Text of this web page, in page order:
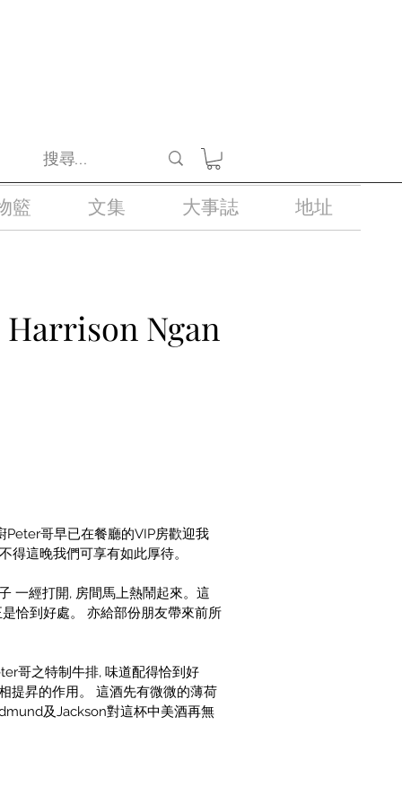
籃 文集 大事誌 地址
Ngan
Peter哥早已在餐廳的VIP房歡迎我
得這晚我們可享有如此厚待。
一經打開, 房間馬上熱鬧起來。這
恰到好處。 亦給部份朋友帶來前所
哥之特制牛排, 味道配得恰到好
提昇的作用。 這酒先有微微的薄荷
及Jackson對這杯中美酒再無